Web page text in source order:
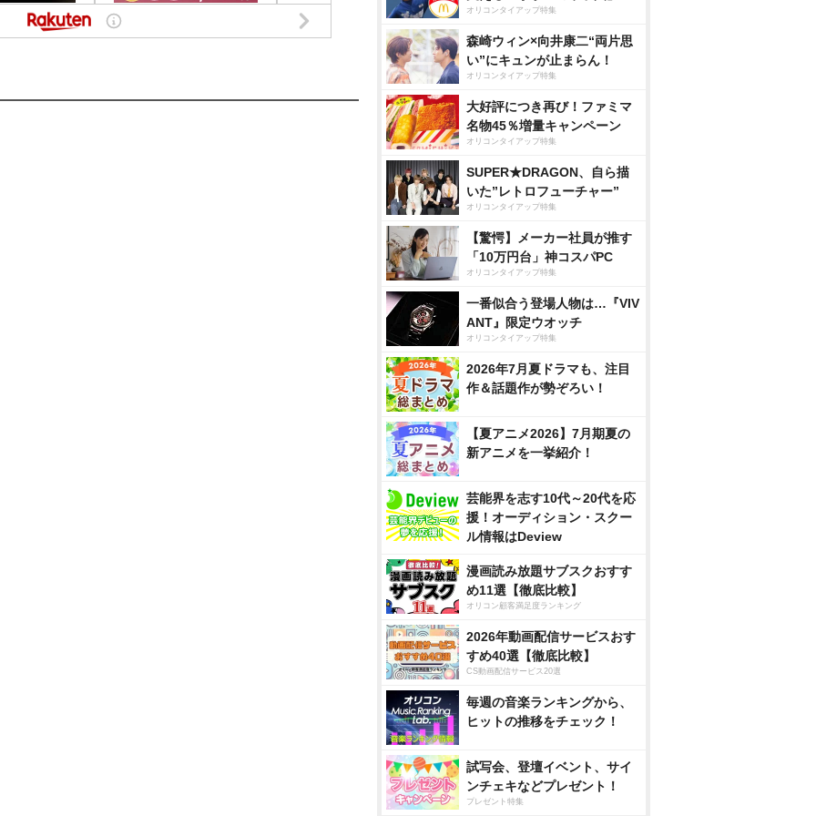
オリコンタイアップ特集
森崎ウィン×向井康二“両片思
い”にキュンが止まらん！
オリコンタイアップ特集
大好評につき再び！ファミマ
名物45％増量キャンペーン
オリコンタイアップ特集
SUPER★DRAGON、自ら描
いた”レトロフューチャー”
オリコンタイアップ特集
【驚愕】メーカー社員が推す
「10万円台」神コスパPC
オリコンタイアップ特集
一番似合う登場人物は…『VIV
ANT』限定ウオッチ
オリコンタイアップ特集
2026年7月夏ドラマも、注目
作＆話題作が勢ぞろい！
【夏アニメ2026】7月期夏の
新アニメを一挙紹介！
芸能界を志す10代～20代を応
援！オーディション・スクー
ル情報はDeview
漫画読み放題サブスクおすす
め11選【徹底比較】
オリコン顧客満足度ランキング
2026年動画配信サービスおす
すめ40選【徹底比較】
CS動画配信サービス20選
毎週の音楽ランキングから、
ヒットの推移をチェック！
試写会、登壇イベント、サイ
ンチェキなどプレゼント！
プレゼント特集